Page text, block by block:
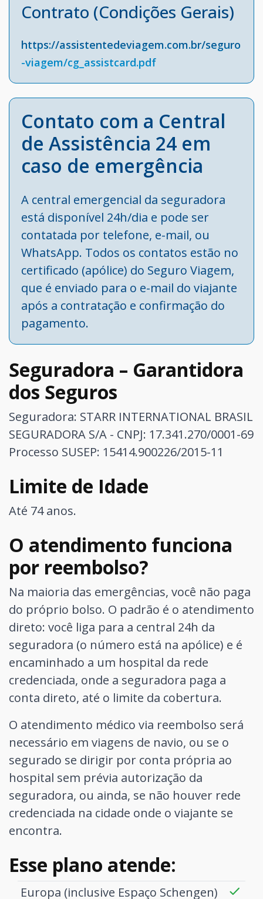
Contrato (Condições Gerais)
https://assistentedeviagem.com.br/seguro
-viagem/cg_assistcard.pdf
Contato com a Central
de Assistência 24 em
caso de emergência
A central emergencial da seguradora
está disponível 24h/dia e pode ser
contatada por telefone, e-mail, ou
WhatsApp. Todos os contatos estão no
certificado (apólice) do Seguro Viagem,
que é enviado para o e-mail do viajante
após a contratação e confirmação do
pagamento.
Seguradora – Garantidora
dos Seguros
Seguradora: STARR INTERNATIONAL BRASIL
SEGURADORA S/A - CNPJ: 17.341.270/0001-69
Processo SUSEP: 15414.900226/2015-11
Limite de Idade
Até 74 anos.
O atendimento funciona
por reembolso?
Na maioria das emergências, você não paga
do próprio bolso. O padrão é o atendimento
direto: você liga para a central 24h da
seguradora (o número está na apólice) e é
encaminhado a um hospital da rede
credenciada, onde a seguradora paga a
conta direto, até o limite da cobertura.
O atendimento médico via reembolso será
necessário em viagens de navio, ou se o
segurado se dirigir por conta própria ao
hospital sem prévia autorização da
seguradora, ou ainda, se não houver rede
credenciada na cidade onde o viajante se
encontra.
Esse plano atende:
Europa (inclusive Espaço Schengen)